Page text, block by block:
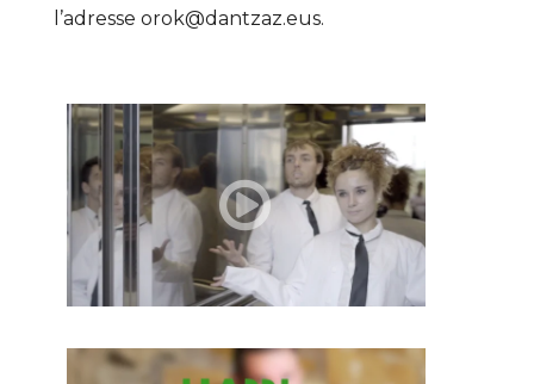
l’adresse orok@dantzaz.eus.